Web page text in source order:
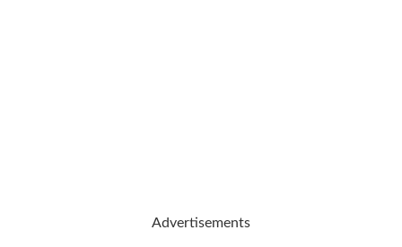
Advertisements